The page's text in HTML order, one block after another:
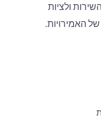
ולציות
האמירויות.